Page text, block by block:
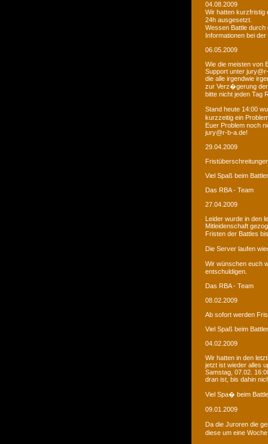
04.08.2009
Wir hatten kurzfristig
24h ausgesetzt.
Wessen Battle
Informationen bei
06.05.2009
Wie die meisten von
Support unter
die alle irgendwie
zur Verz�gerung der
bitte nicht jeden Tag
Stand heute 14:00
kurzzeitig ein
Euer Problem noch
jury@r-b-a.de!
29.04.2009
Viel Spaß beim
Das RBA - Team
27.04.2009
Leider wurde in den
Mitleidenschaft
Fristen der Battles
Die Server laufen
Wir wünschen euch
entschuldigen.
Das RBA - Team
08.02.2009
Ab sofort werden
Viel Spaß beim
04.02.2009
Wir hatten in den
jetzt ist wieder alles
Samstag, 07.02.
dran ist, bis dahin
Viel Spa� beim
09.01.2009
Da die Juroren die
diese um eine